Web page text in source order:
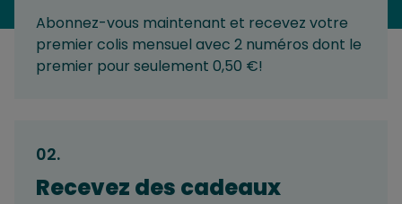
Abonnez-vous maintenant et recevez votre
premier colis mensuel avec 2 numéros dont le
premier pour seulement 0,50 €!
02.
Recevez des cadeaux